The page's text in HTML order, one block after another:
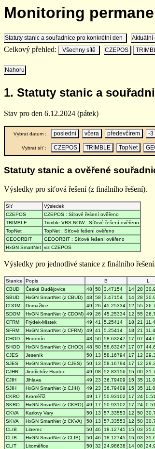
Monitoring
Statuty stanic a souřadnice pro konkrétní den Aktuální
Celkový přehled: Všechny sítě CZEPOS
Nahoru
1. Statuty stanic a
Stav pro den 6.12.2024 (pátek)
Vybrat datum : poslední včera předevčírem -3
Vybrat síť : CZEPOS TRIMBLE TopNet
Statuty stanic a ověřené
Výsledky pro síťová řešení (z finálního řešení).
Síť
Výsledek
CZEPOS
CZEPOS : Síťové řešení ověřeno
TRIMBLE
Trimble VRS NOW : Síťové řešení ověřeno
TopNet
TopNet : Síťové řešení ověřeno
GEOORBIT
GEOORBIT : Síťové řešení ověřeno
HxGN SmartNet viz CZEPOS
Výsledky pro jednotlivé stanice z finálního řešení.
Stanice Popis B L
CBUD
České Budějovice 48 58 3.47154 14 28
SBUD
HxGN SmartNet (z CBUD) 48 58 3.47154 14 28
CDOM
Domažlice 49 26 45.25334 12 55
SDOM
HxGN SmartNet (z CDOM) 49 26 45.25334 12 55
CFRM
Frýdek-Místek 49 41 5.25414 18 21
SFRM
HxGN SmartNet (z CFRM) 49 41 5.25414 18 21
CHOD
Hodonín 48 50 58.63247 17 07
SHOD
HxGN SmartNet (z CHOD) 48 50 58.63247 17 07
CJES
Jeseník 50 13 58.16794 17 12
SJES
HxGN SmartNet (z CJES) 50 13 58.16794 17 12
CJHR
Jindřichův Hradec 49 08 52.83156 15 00
CJIH
Jihlava 49 23 36.79409 15 35
SJIH
HxGN SmartNet (z CJIH) 49 23 36.79409 15 35
CKRO
Kroměříž 49 17 50.93102 17 24
SKRO
HxGN SmartNet (z CKRO) 49 17 50.93102 17 24
CKVA
Karlovy Vary 50 13 57.33553 12 50
SKVA
HxGN SmartNet (z CKVA) 50 13 57.33553 12 50
CLIB
Liberec 50 46 18.12745 15 03
CLIB
HxGN SmartNet (z CLIB) 50 46 18.12745 15 03
CLIT
Litoměřice 50 32 24.98638 14 08